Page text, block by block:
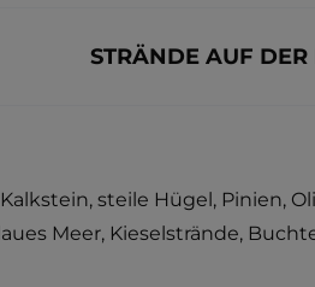
STRÄNDE AUF
steile Hügel, Pinien,
Meer, Kieselstrände,